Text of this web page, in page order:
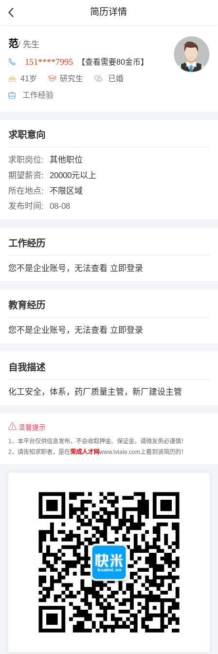
简历详情
范/ 先生
151****7995 【查看需要80金币】
41岁 研究生 已婚
工作经验
求职意向
求职岗位:
其他职位
期望薪资:
20000元以上
所在地点:
不限区域
发布时间:
08-08
工作经历
您不是企业账号，无法查看 立即登录
教育经历
您不是企业账号，无法查看 立即登录
自我描述
化工安全，体系，药厂质量主管，新厂建设主管
温馨提示
1、本平台仅供信息发布，不会收取押金、保证金，请微友务必谨慎！
2、请告知求职者，是在荣成人才网www.lviale.com上看到该简历的！